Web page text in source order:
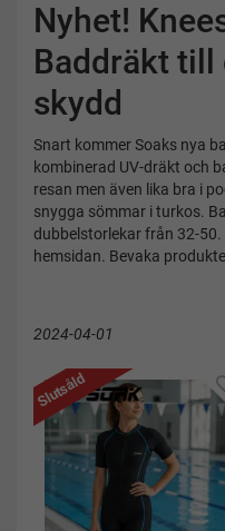
Nyhet!
Baddräkt till
skydd
Snart kommer Soaks nya
kombinerad UV-dräkt och
resan men även lika bra i
snygga sömmar i turkos.
dubbelstorlekar från 32-
hemsidan. Bevaka
2024-04-01
Slutsåld